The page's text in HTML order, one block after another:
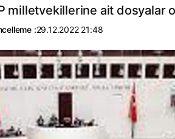
milletvekillerine ait dosyalar
:29.12.2022 21:48